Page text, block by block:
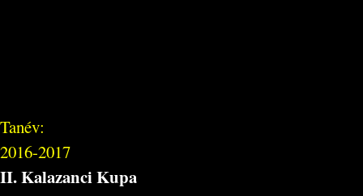
Tanév:
2016-2017
II. Kalazanci Kupa